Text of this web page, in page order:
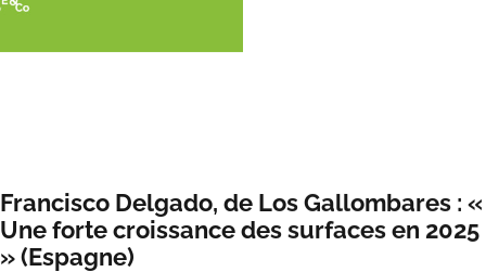
Francisco Delgado, de Los Gallombares : «
Une forte croissance des surfaces en 2025
» (Espagne)